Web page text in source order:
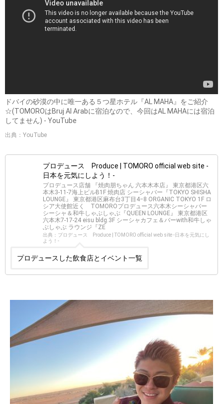
ドバイの砂漠の中に唯一ある５つ星ホテル『AL MAHA』をご紹介
☆(TOMOROはBruj Al Arabに宿泊なので、今回はAL MAHAには宿泊
してません) - YouTube
出典：YouTube
プロデュース Produce | TOMORO official web site -
日本を元気にしよう！-
プロデュース店舗 『焼肉朋ちゃん 六本木本店』 東京都港区六
本木3-11-7海上ビルB1F 焼肉店 シーシャバー『TOKYO SHISHA
LOUNGE』 東京都港区麻布台3丁目4−8 ORGANIC TOKYO 1F ロ
シア大使館近く TOMOROプロデュース六本木シーシャバー
シーシャ＆和牛しゃぶしゃぶ『QUEEN LOUNGE』 東京都港区
六本木7-17-24 eisu bldg.3F シーシャカフェ＆バーwith和牛しゃ
ぶしゃぶ ラウンジ『ZE
出典：プロデュース Produce | TOMORO official web site -日本を元気にし
よう！-
プロデュースした飲食店とイベント一覧